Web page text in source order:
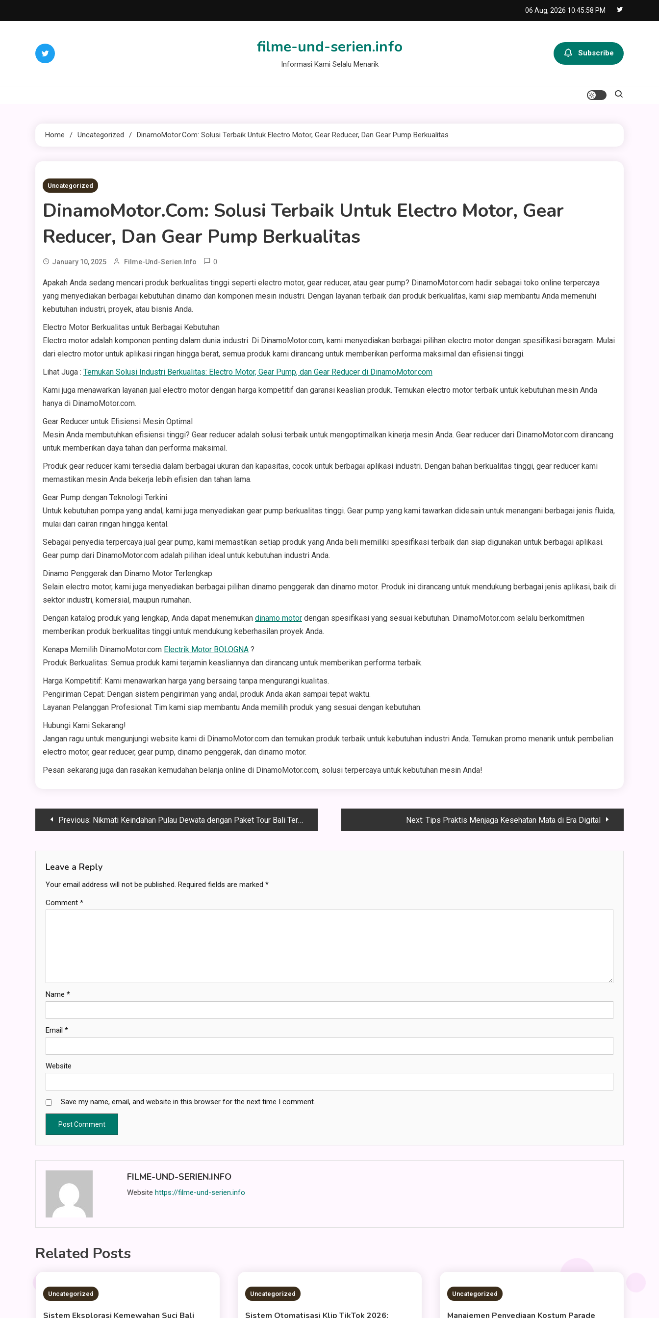
to
06 Aug, 2026 10:45:59 PM
filme-und-serien.info
Informasi Kami Selalu Menarik
Subscribe
Home Uncategorized DinamoMotor.com: Solusi Terbaik Untuk Electro Motor, Gear Reducer, Dan Gear Pump Berkualitas
2 MINS READ
Uncategorized
DinamoMotor.com: Solusi Terbaik Untuk Electro Motor, Gear
Reducer, Dan Gear Pump Berkualitas
January 10, 2025 Filme-Und-Serien.info 0
Apakah Anda sedang mencari produk berkualitas tinggi seperti electro motor, gear reducer, atau gear pump? DinamoMotor.com hadir sebagai toko online terpercaya
yang menyediakan berbagai kebutuhan dinamo dan komponen mesin industri. Dengan layanan terbaik dan produk berkualitas, kami siap membantu Anda memenuhi
kebutuhan industri, proyek, atau bisnis Anda.
Electro Motor Berkualitas untuk Berbagai Kebutuhan
Electro motor adalah komponen penting dalam dunia industri. Di DinamoMotor.com, kami menyediakan berbagai pilihan electro motor dengan spesifikasi beragam. Mulai
dari electro motor untuk aplikasi ringan hingga berat, semua produk kami dirancang untuk memberikan performa maksimal dan efisiensi tinggi.
Lihat Juga : Temukan Solusi Industri Berkualitas: Electro Motor, Gear Pump, dan Gear Reducer di DinamoMotor.com
Kami juga menawarkan layanan jual electro motor dengan harga kompetitif dan garansi keaslian produk. Temukan electro motor terbaik untuk kebutuhan mesin Anda
hanya di DinamoMotor.com.
Gear Reducer untuk Efisiensi Mesin Optimal
Mesin Anda membutuhkan efisiensi tinggi? Gear reducer adalah solusi terbaik untuk mengoptimalkan kinerja mesin Anda. Gear reducer dari DinamoMotor.com dirancang
untuk memberikan daya tahan dan performa maksimal.
Produk gear reducer kami tersedia dalam berbagai ukuran dan kapasitas, cocok untuk berbagai aplikasi industri. Dengan bahan berkualitas tinggi, gear reducer kami
memastikan mesin Anda bekerja lebih efisien dan tahan lama.
Gear Pump dengan Teknologi Terkini
Untuk kebutuhan pompa yang andal, kami juga menyediakan gear pump berkualitas tinggi. Gear pump yang kami tawarkan didesain untuk menangani berbagai jenis fluida,
mulai dari cairan ringan hingga kental.
Sebagai penyedia terpercaya jual gear pump, kami memastikan setiap produk yang Anda beli memiliki spesifikasi terbaik dan siap digunakan untuk berbagai aplikasi.
Gear pump dari DinamoMotor.com adalah pilihan ideal untuk kebutuhan industri Anda.
Dinamo Penggerak dan Dinamo Motor Terlengkap
Selain electro motor, kami juga menyediakan berbagai pilihan dinamo penggerak dan dinamo motor. Produk ini dirancang untuk mendukung berbagai jenis aplikasi, baik di
sektor industri, komersial, maupun rumahan.
Dengan katalog produk yang lengkap, Anda dapat menemukan dinamo motor dengan spesifikasi yang sesuai kebutuhan. DinamoMotor.com selalu berkomitmen
memberikan produk berkualitas tinggi untuk mendukung keberhasilan proyek Anda.
Kenapa Memilih DinamoMotor.com Electrik Motor BOLOGNA ?
Produk Berkualitas: Semua produk kami terjamin keasliannya dan dirancang untuk memberikan performa terbaik.
Harga Kompetitif: Kami menawarkan harga yang bersaing tanpa mengurangi kualitas.
Pengiriman Cepat: Dengan sistem pengiriman yang andal, produk Anda akan sampai tepat waktu.
Layanan Pelanggan Profesional: Tim kami siap membantu Anda memilih produk yang sesuai dengan kebutuhan.
Hubungi Kami Sekarang!
Jangan ragu untuk mengunjungi website kami di DinamoMotor.com dan temukan produk terbaik untuk kebutuhan industri Anda. Temukan promo menarik untuk pembelian
electro motor, gear reducer, gear pump, dinamo penggerak, dan dinamo motor.
Pesan sekarang juga dan rasakan kemudahan belanja online di DinamoMotor.com, solusi terpercaya untuk kebutuhan mesin Anda!
PostPrevious: Nikmati Keindahan Pulau Dewata dengan Paket Tour Bali Terbaik Next: Tips Praktis Menjaga Kesehatan Mata di Era Digital
Leave a Reply
Your email address will not be published. Required fields are marked *
Comment *
Name *
Email *
Website
Save my name, email, and website in this browser for the next time I comment.
FILME-UND-SERIEN.INFO
Website https://filme-und-serien.info
Related Posts
2 MINS READ
Uncategorized
Sistem Eksplorasi Kemewahan Suci Bali
2 MINS READ
Uncategorized
Sistem Otomatisasi Klip TikTok 2026:
2 MINS READ
Uncategorized
Manajemen Penyediaan Kostum Parade